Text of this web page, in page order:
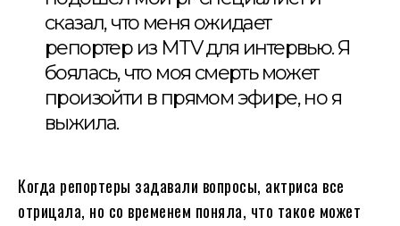
сказал, что меня ожидает
репортер из MTV для интервью. Я
боялась, что моя смерть может
произойти в прямом эфире, но я
выжила.
Когда репортеры задавали вопросы, актриса все
отрицала, но со временем поняла, что такое может